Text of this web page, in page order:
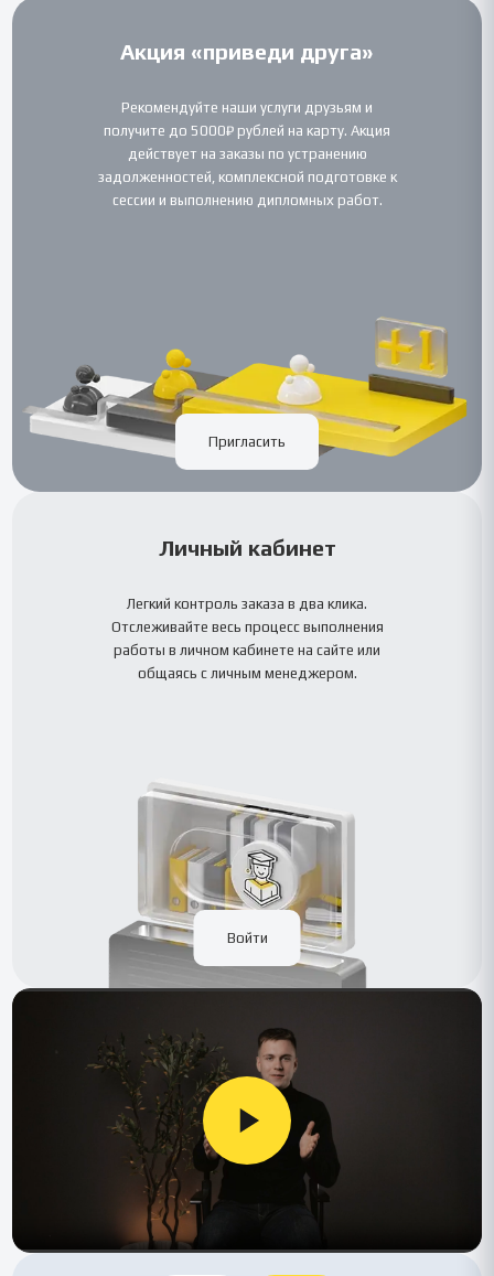
Акция «приведи друга»
Рекомендуйте наши услуги друзьям и
получите до 5000₽ рублей на карту. Акция
действует на заказы по устранению
задолженностей, комплексной подготовке к
сессии и выполнению дипломных работ.
Пригласить
Личный кабинет
Легкий контроль заказа в два клика.
Отслеживайте весь процесс выполнения
работы в личном кабинете на сайте или
общаясь с личным менеджером.
Войти